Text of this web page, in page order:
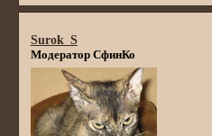
Surok_S
Модератор СфинКо